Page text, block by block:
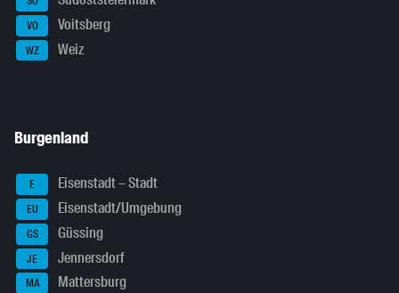
VO Voitsberg
WZ Weiz
Burgenland
E Eisenstadt – Stadt
EU Eisenstadt/Umgebung
GS Güssing
JE Jennersdorf
MA Mattersburg